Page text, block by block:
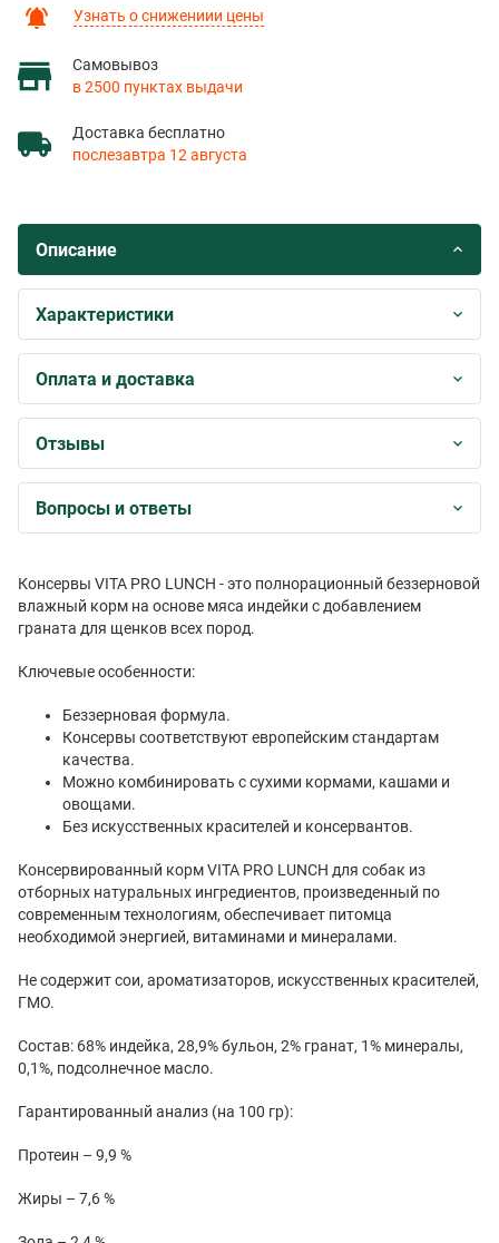
Узнать о снижениии цены
Самовывоз
в 2500 пунктах выдачи
Доставка бесплатно
послезавтра 12 августа
Описание
Характеристики
Оплата и доставка
Отзывы
Вопросы и ответы
Консервы VITA PRO LUNCH - это полнорационный беззерновой
влажный корм на основе мяса индейки с добавлением
граната для щенков всех пород.
Ключевые особенности:
Беззерновая формула.
Консервы соответствуют европейским стандартам
качества.
Можно комбинировать с сухими кормами, кашами и
овощами.
Без искусственных красителей и консервантов.
Консервированный корм VITA PRO LUNCH для собак из
отборных натуральных ингредиентов, произведенный по
современным технологиям, обеспечивает питомца
необходимой энергией, витаминами и минералами.
Не содержит сои, ароматизаторов, искусственных красителей,
ГМО.
Состав: 68% индейка, 28,9% бульон, 2% гранат, 1% минералы,
0,1%, подсолнечное масло.
Гарантированный анализ (на 100 гр):
Протеин – 9,9 %
Жиры – 7,6 %